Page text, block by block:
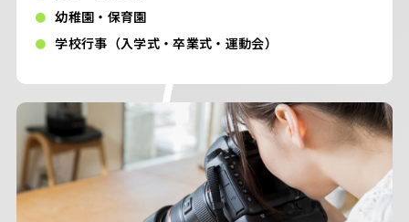
幼稚園・保育園
学校行事（入学式・卒業式・運動会）